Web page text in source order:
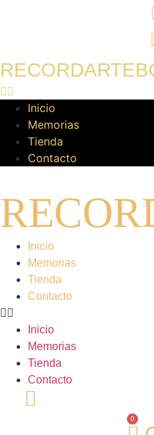
Inicio
Memorias
Tienda
Contacto
Inicio
Memorias
Tienda
Contacto
Inicio
Memorias
Tienda
Contacto
0